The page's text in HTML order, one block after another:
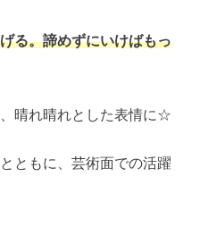
る。諦めずにいけばもっ
晴れ晴れとした表情に☆
ともに、芸術面での活躍